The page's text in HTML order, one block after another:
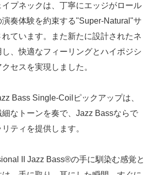
イプネックは、丁寧にエッジがロール
奏体験を約束する"Super-Natural"サ
ています。また新たに設計されたネ
、快適なフィーリングとハイポジシ
セスを実現しました。
Bass Single-Coilピックアップは、
なトーンを奏で、Jazz Bassならで
ティを提供します。
II Jazz Bass®の手に馴染む感覚と